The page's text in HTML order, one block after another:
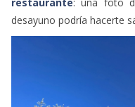
desayuno podría hacerte